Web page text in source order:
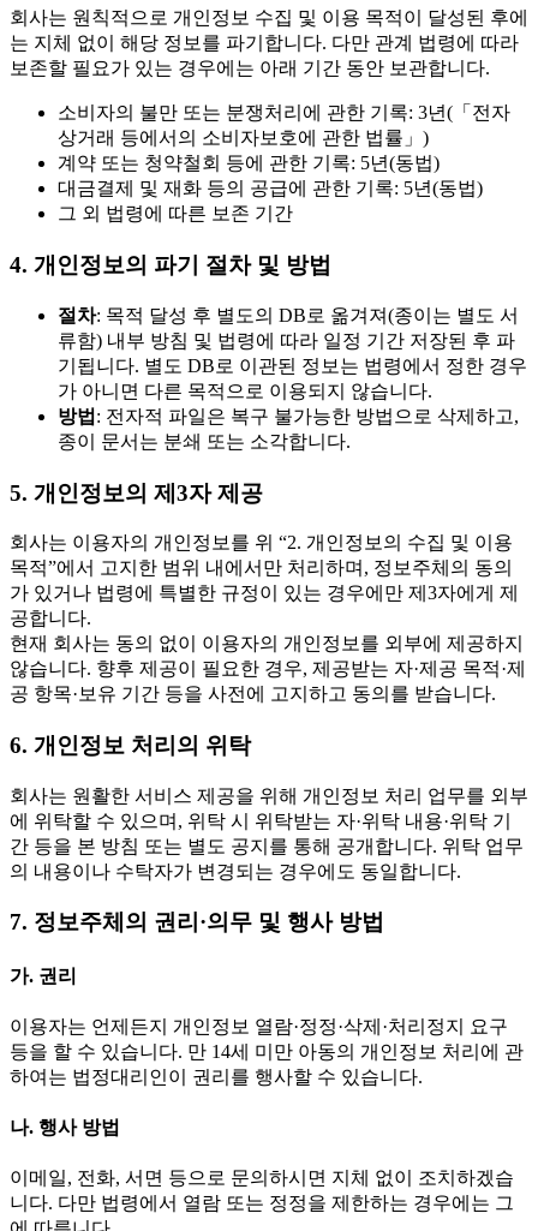
회사는 원칙적으로 개인정보 수집 및 이용 목적이 달성된 후에
는 지체 없이 해당 정보를 파기합니다. 다만 관계 법령에 따라
보존할 필요가 있는 경우에는 아래 기간 동안 보관합니다.
소비자의 불만 또는 분쟁처리에 관한 기록: 3년(「전자
상거래 등에서의 소비자보호에 관한 법률」)
계약 또는 청약철회 등에 관한 기록: 5년(동법)
대금결제 및 재화 등의 공급에 관한 기록: 5년(동법)
그 외 법령에 따른 보존 기간
4. 개인정보의 파기 절차 및 방법
절차: 목적 달성 후 별도의 DB로 옮겨져(종이는 별도 서
류함) 내부 방침 및 법령에 따라 일정 기간 저장된 후 파
기됩니다. 별도 DB로 이관된 정보는 법령에서 정한 경우
가 아니면 다른 목적으로 이용되지 않습니다.
방법 : 전자적 파일은 복구 불가능한 방법으로 삭제하고,
종이 문서는 분쇄 또는 소각합니다.
5. 개인정보의 제3자 제공
회사는 이용자의 개인정보를 위 “2. 개인정보의 수집 및 이용
목적”에서 고지한 범위 내에서만 처리하며, 정보주체의 동의
가 있거나 법령에 특별한 규정이 있는 경우에만 제3자에게 제
공합니다.
현재 회사는 동의 없이 이용자의 개인정보를 외부에 제공하지
않습니다. 향후 제공이 필요한 경우, 제공받는 자·제공 목적·제
공 항목·보유 기간 등을 사전에 고지하고 동의를 받습니다.
6. 개인정보 처리의 위탁
회사는 원활한 서비스 제공을 위해 개인정보 처리 업무를 외부
에 위탁할 수 있으며, 위탁 시 위탁받는 자·위탁 내용·위탁 기
간 등을 본 방침 또는 별도 공지를 통해 공개합니다. 위탁 업무
의 내용이나 수탁자가 변경되는 경우에도 동일합니다.
7. 정보주체의 권리·의무 및 행사 방법
가. 권리
이용자는 언제든지 개인정보 열람·정정·삭제·처리정지 요구
등을 할 수 있습니다. 만 14세 미만 아동의 개인정보 처리에 관
하여는 법정대리인이 권리를 행사할 수 있습니다.
나. 행사 방법
이메일, 전화, 서면 등으로 문의하시면 지체 없이 조치하겠습
니다. 다만 법령에서 열람 또는 정정을 제한하는 경우에는 그